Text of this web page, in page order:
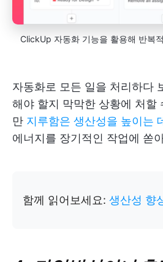
ClickUp 자동화 기능을 활용해 반복
자동화로 모든 일을 처리하다
해야 할지 막막한 상황에 처할
만 지루함은 생산성을 높이는
에너지를 장기적인 작업에 쏟
함께 읽어보세요: 생산성 향